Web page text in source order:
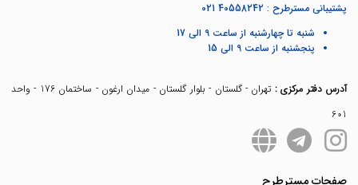
پشتیبانی مسترطرح : 021 40558242
شنبه تا چهارشنبه از ساعت 9 الی 17
پنجشنبه از ساعت 9 الی 15
آدرس دفتر مرکزی :
تهران - گلستان - بلوار گلستان - میدان ارغون - ساختمان 176 - واحد
601
صفحات مسترطرح